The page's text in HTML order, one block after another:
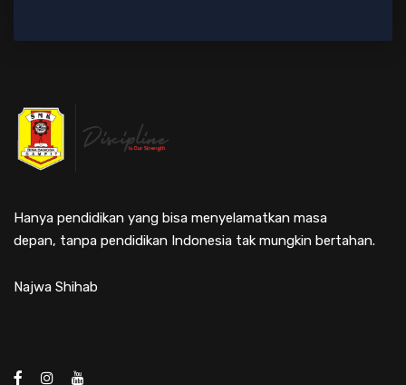
Hanya pendidikan yang bisa menyelamatkan masa
depan, tanpa pendidikan Indonesia tak mungkin bertahan.
Najwa Shihab